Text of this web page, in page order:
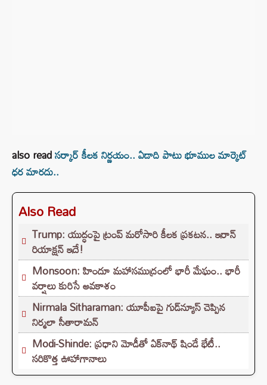
also readసర్కార్‌ కీలక నిర్ణయం.. ఏడాది పాటు భూముల మార్కెట్‌
ధర మారదు..
Also Read
Trump: యుద్ధంపై ట్రంప్ మరోసారి కీలక ప్రకటన.. ఇరాన్‌
రియాక్షన్ ఇదే!
Monsoon: హిందూ మహాసముద్రంలో భారీ మేఘం.. భారీ
వర్షాలు కురిసే అవకాశం
Nirmala Sitharaman: యూపీఐపై గుడ్‌న్యూస్ చెప్పిన
నిర్మలా సీతారామన్
Modi-Shinde: ప్రధాని మోడీతో ఏక్‌నాథ్ షిండే భేటీ..
సరికొత్త ఊహాగానాలు